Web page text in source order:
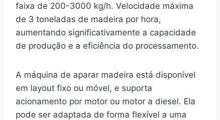
faixa de 200-3000 kg/h. Velocidade máxima
de 3 toneladas de madeira por hora,
aumentando significativamente a capacidade
de produção e a eficiência do processamento.
A máquina de aparar madeira está disponível
em layout fixo ou móvel, e suporta
acionamento por motor ou motor a diesel. Ela
pode ser adaptada de forma flexível a uma